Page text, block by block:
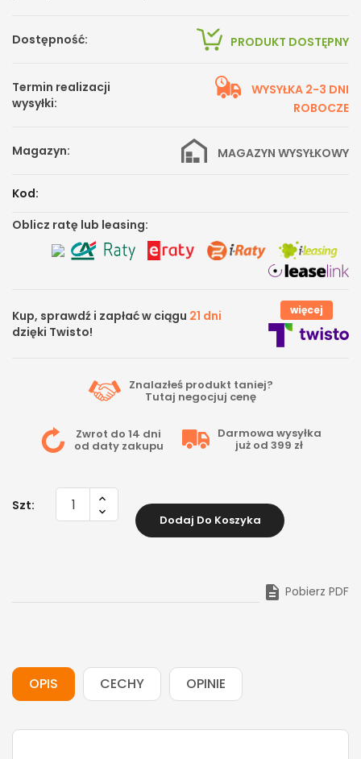
Dostępność: PRODUKT DOSTĘPNY
Termin realizacji
wysyłki:
WYSYŁKA 2-3 DNI
ROBOCZE
Magazyn: MAGAZYN WYSYŁKOWY
Kod:
Oblicz ratę lub leasing:
Kup, sprawdź i zapłać w ciągu 21 dni
dzięki Twisto!
więcej
Znalazłeś produkt taniej?
Tutaj negocjuj cenę
Zwrot do 14 dni
od daty zakupu
Darmowa wysyłka
już od 399 zł
Szt:
Dodaj Do Koszyka
 Pobierz PDF
OPIS CECHY OPINIE